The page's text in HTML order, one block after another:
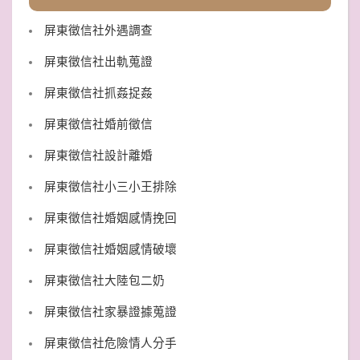
屏東徵信社外遇調查
屏東徵信社出軌蒐證
屏東徵信社抓姦捉姦
屏東徵信社婚前徵信
屏東徵信社設計離婚
屏東徵信社小三小王排除
屏東徵信社婚姻感情挽回
屏東徵信社婚姻感情破壞
屏東徵信社大陸包二奶
屏東徵信社家暴證據蒐證
屏東徵信社危險情人分手